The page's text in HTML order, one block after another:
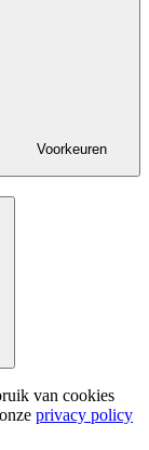
Voorkeuren
van cookies
privacy policy